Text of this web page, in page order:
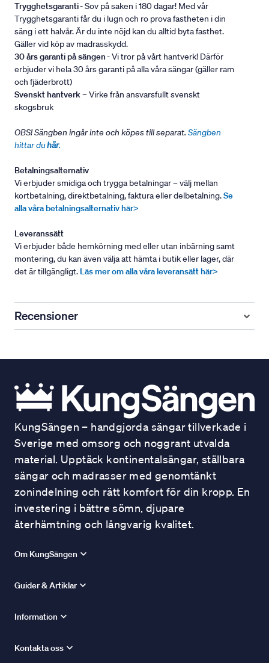
Trygghetsgaranti- Sov på saken i 180 dagar! Med vår
Trygghetsgaranti får du i lugn och ro prova fastheten i din
säng i ett halvår. Är du inte nöjd kan du alltid byta fasthet.
Gäller vid köp av madrasskydd.
30 års garanti på sängen- Vi tror på vårt hantverk! Därför
erbjuder vi hela 30 års garanti på alla våra sängar (gäller ram
och fjäderbrott)
Svenskt hantverk– Virke från ansvarsfullt svenskt
skogsbruk
OBS! Sängben ingår inte och köpes till separat. Sängben
hittar duhär.
Betalningsalternativ
Vi erbjuder smidiga och trygga betalningar – välj mellan
kortbetalning, direktbetalning, faktura eller delbetalning.Se
alla våra betalningsalternativ här>
Leveranssätt
Vi erbjuder både hemkörning med eller utan inbärning samt
montering, du kan även välja att hämta i butik eller lager, där
det är tillgängligt. Läs mer om alla våra leveransätt här>
Recensioner
KungSängen – handgjorda sängar tillverkade i
Sverige med omsorg och noggrant utvalda
material. Upptäck kontinentalsängar, ställbara
sängar och madrasser med genomtänkt
zonindelning och rätt komfort för din kropp. En
investering i bättre sömn, djupare
återhämtning och långvarig kvalitet.
Om KungSängen
Guider & Artiklar
Information
Kontakta oss